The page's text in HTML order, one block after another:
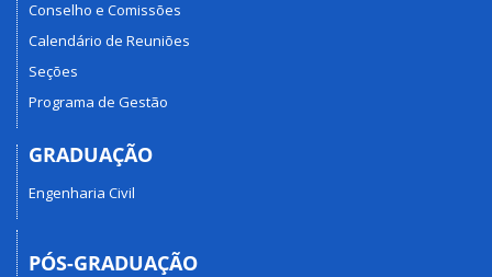
Conselho e Comissões
Calendário de Reuniões
Seções
Programa de Gestão
GRADUAÇÃO
Engenharia Civil
PÓS-GRADUAÇÃO